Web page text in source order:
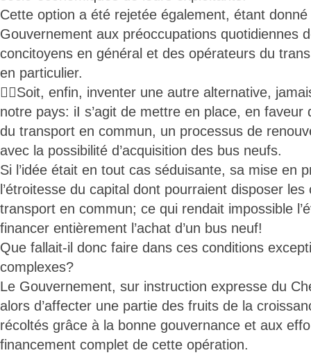
Cette option a été rejetée également, étant
Gouvernement aux préoccupations quotidiennes
concitoyens en général et des opérateurs du
en particulier.
Soit, enfin, inventer une autre alternative,
notre pays: iI s’agit de mettre en place, en faveur
du transport en commun, un processus de
avec la possibilité d’acquisition des bus neufs.
Si l’idée était en tout cas séduisante, sa mise en
l’étroitesse du capital dont pourraient disposer
transport en commun; ce qui rendait impossible
financer entièrement l’achat d’un bus neuf!
Que fallait-il donc faire dans ces conditions
complexes?
Le Gouvernement, sur instruction expresse du
alors d’affecter une partie des fruits de la
récoltés grâce à la bonne gouvernance et aux
financement complet de cette opération.